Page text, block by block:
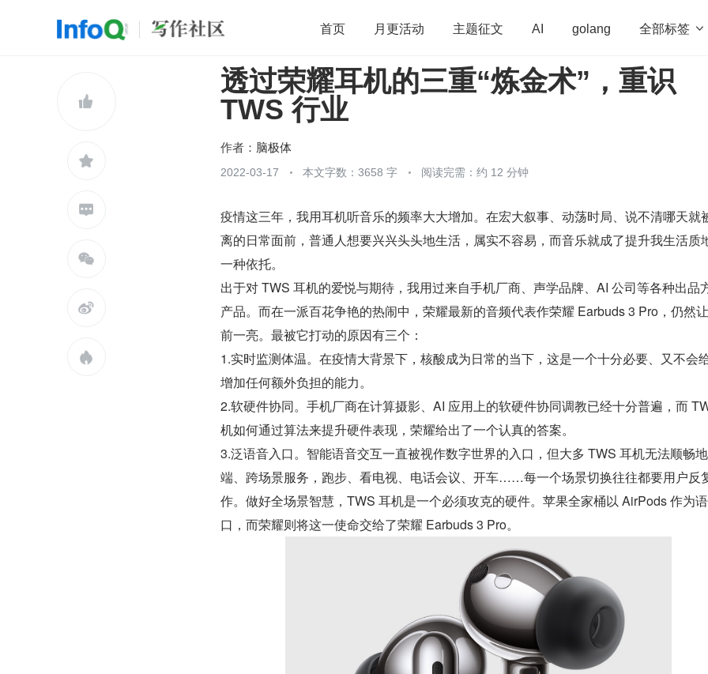
首页 月更活动 主题征文 AI golang 全部标签 
开源 架构 OpenHarmony 算法 学习方法 Web3.0
前端 团队管理 程序员






透过荣耀耳机的三重“炼金术”，重识
TWS 行业
作者： 脑极体
2022-03-17 本文字数：3658 字 阅读完需：约 12 分钟
疫情这三年，我用耳机听音乐的频率大大增加。在宏大叙事、动荡时局、说不清哪天就
离的日常面前，普通人想要兴兴头头地生活，属实不容易，而音乐就成了提升我生活质
一种依托。
出于对 TWS 耳机的爱悦与期待，我用过来自手机厂商、声学品牌、AI 公司等各种出品
产品。而在一派百花争艳的热闹中，荣耀最新的音频代表作荣耀 Earbuds 3 Pro，仍然
前一亮。最被它打动的原因有三个：
1.实时监测体温。在疫情大背景下，核酸成为日常的当下，这是一个十分必要、又不会
增加任何额外负担的能力。
2.软硬件协同。手机厂商在计算摄影、AI 应用上的软硬件协同调教已经十分普遍，而
机如何通过算法来提升硬件表现，荣耀给出了一个认真的答案。
3.泛语音入口。智能语音交互一直被视作数字世界的入口，但大多 TWS 耳机无法顺畅
端、跨场景服务，跑步、看电视、电话会议、开车……每一个场景切换往往都要用户反
作。做好全场景智慧，TWS 耳机是一个必须攻克的硬件。苹果全家桶以 AirPods 作为
口，而荣耀则将这一使命交给了荣耀 Earbuds 3 Pro。